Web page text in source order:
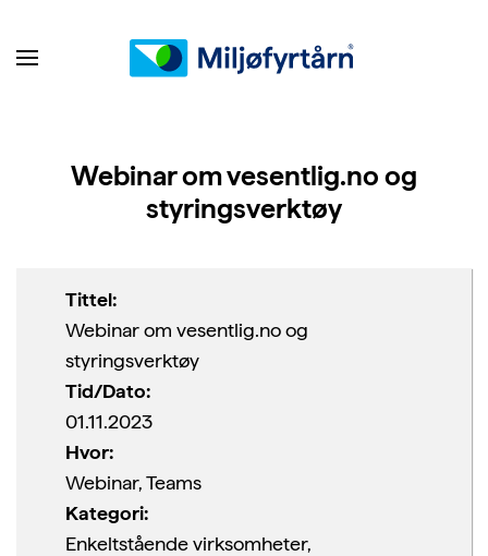
Webinar om vesentlig.no og
styringsverktøy
Tittel:
Webinar om vesentlig.no og
styringsverktøy
Tid/Dato:
01.11.2023
Hvor:
Webinar, Teams
Kategori:
Enkeltstående virksomheter,